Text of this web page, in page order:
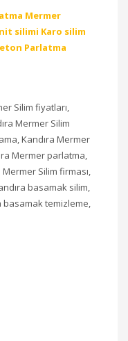
Mermer
silimi Karo silim
Parlatma
Silim fiyatları,
Mermer Silim
Kandıra Mermer
Mermer parlatma,
Silim firması,
basamak silim,
basamak temizleme,